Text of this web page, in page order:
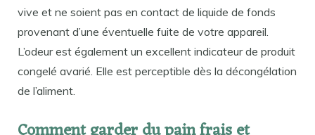
vive et ne soient pas en contact de liquide de fonds
provenant d’une éventuelle fuite de votre appareil.
L’odeur est également un excellent indicateur de produit
congelé avarié. Elle est perceptible dès la décongélation
de l’aliment.